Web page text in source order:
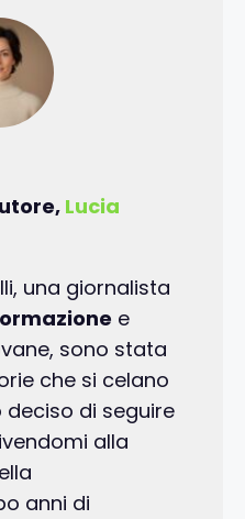
Lucia
una giornalista
e
sono stata
che si celano
deciso di seguire
alla
anni di